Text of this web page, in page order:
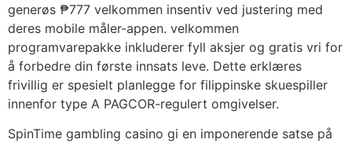
generøs ₱777 velkommen insentiv ved justering med
deres mobile måler-appen. velkommen
programvarepakke inkluderer fyll aksjer og gratis vri for
å forbedre din første innsats leve. Dette erklæres
frivillig er spesielt planlegge for filippinske skuespiller
innenfor type A PAGCOR-regulert omgivelser.
SpinTime gambling casino gi en imponerende satse på